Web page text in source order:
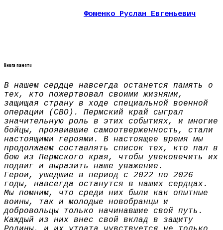
Фоменко Руслан Евгеньевич
Книга памяти
В нашем сердце навсегда останется память о
тех, кто пожертвовал своими жизнями,
защищая страну в ходе специальной военной
операции (СВО). Пермский край сыграл
значительную роль в этих событиях, и многие
бойцы, проявившие самоотверженность, стали
настоящими героями. В настоящее время мы
продолжаем составлять список тех, кто пал в
бою из Пермского края, чтобы увековечить их
подвиг и выразить наше уважение.
Герои, ушедшие в период с 2022 по 2026
годы, навсегда останутся в наших сердцах.
Мы помним, что среди них были как опытные
воины, так и молодые новобранцы и
добровольцы только начинавшие свой путь.
Каждый из них внес свой вклад в защиту